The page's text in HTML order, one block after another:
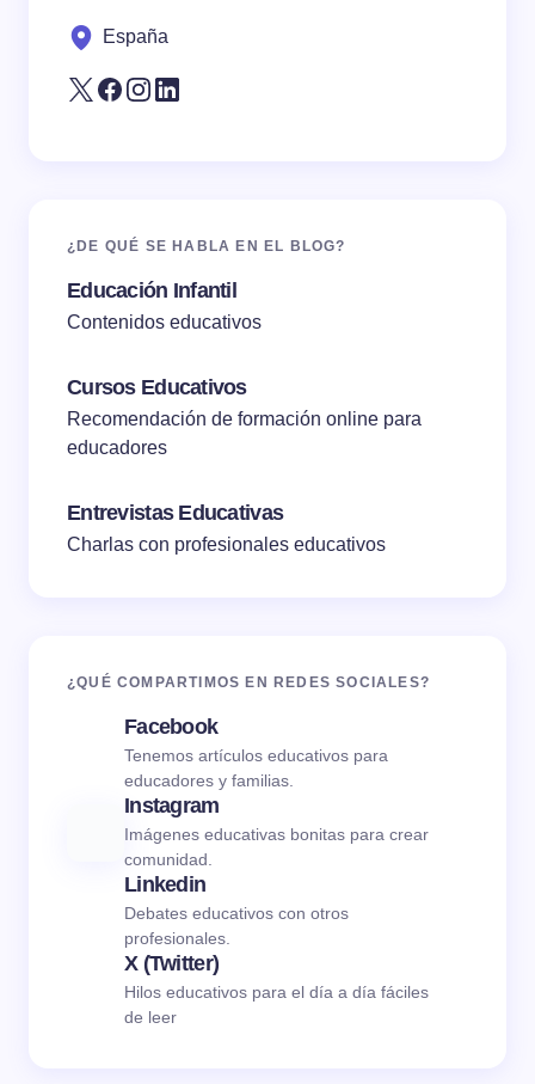
España
¿DE QUÉ SE HABLA EN EL BLOG?
Educación Infantil
Contenidos educativos
Cursos Educativos
Recomendación de formación online para
educadores
Entrevistas Educativas
Charlas con profesionales educativos
¿QUÉ COMPARTIMOS EN REDES SOCIALES?
Facebook
Tenemos artículos educativos para
educadores y familias.
Instagram
Imágenes educativas bonitas para crear
comunidad.
Linkedin
Debates educativos con otros
profesionales.
X (Twitter)
Hilos educativos para el día a día fáciles
de leer